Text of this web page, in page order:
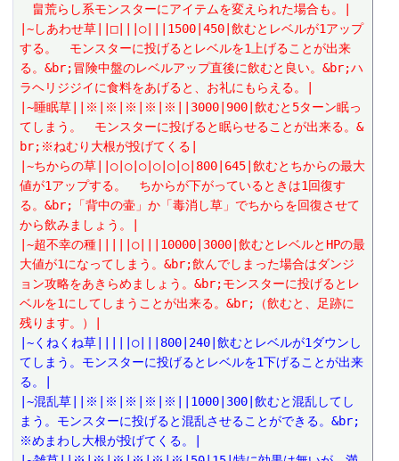
畠荒らし系モンスターにアイテムを変えられた場合も。|
|~しあわせ草||□|||○|||1500|450|飲むとレベルが1アップ
する。　モンスターに投げるとレベルを1上げることが出来
る。&br;冒険中盤のレベルアップ直後に飲むと良い。&br;ハ
ラヘリジジイに食料をあげると、お礼にもらえる。|
|~睡眠草||※|※|※|※|※||3000|900|飲むと5ターン眠っ
てしまう。　モンスターに投げると眠らせることが出来る。&
br;※ねむり大根が投げてくる|
|~ちからの草||○|○|○|○|○|○|800|645|飲むとちからの最大
値が1アップする。　ちからが下がっているときは1回復す
る。&br;「背中の壷」か「毒消し草」でちからを回復させて
から飲みましょう。|
|~超不幸の種|||||○|||10000|3000|飲むとレベルとHPの最
大値が1になってしまう。&br;飲んでしまった場合はダンジ
ョン攻略をあきらめましょう。&br;モンスターに投げるとレ
ベルを1にしてしまうことが出来る。&br;（飲むと、足跡に
残ります。）|
|~くねくね草|||||○|||800|240|飲むとレベルが1ダウンし
てしまう。モンスターに投げるとレベルを1下げることが出来
る。|
|~混乱草||※|※|※|※|※||1000|300|飲むと混乱してし
まう。モンスターに投げると混乱させることができる。&br;
※めまわし大根が投げてくる。|